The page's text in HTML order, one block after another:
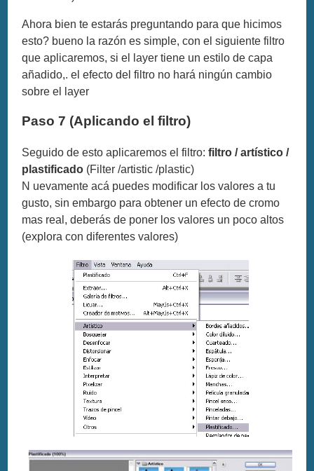
Ahora bien te estarás preguntando para que hicimos
esto? bueno la razón es simple, con el siguiente filtro
que aplicaremos, si el layer tiene un estilo de capa
añadido,. el efecto del filtro no hará ningún cambio
sobre el layer
Paso 7 (Aplicando el filtro)
Seguido de esto aplicaremos el filtro:filtro / artístico /
plastificado (Filter /artistic /plastic)
N uevamente acá puedes modificar los valores a tu
gusto, sin embargo para obtener un efecto de cromo
mas real, deberás de poner los valores un poco altos
(explora con diferentes valores)